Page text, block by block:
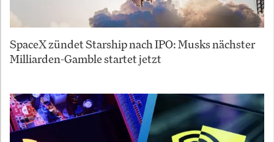
SpaceX zündet Starship nach IPO: Musks nächster
Milliarden-Gamble startet jetzt